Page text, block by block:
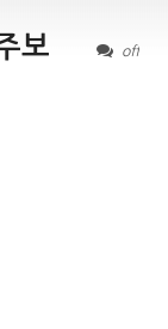
off
보